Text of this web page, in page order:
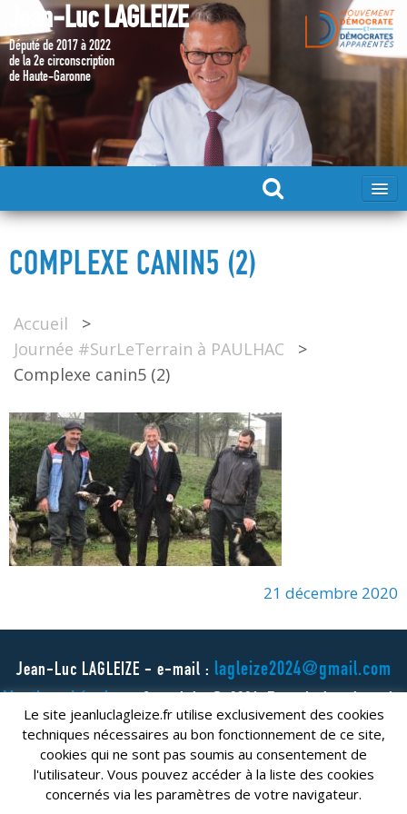
Jean-Luc LAGLEIZE
Député de 2017 à 2022
de la 2e circonscription
de Haute-Garonne
DÉPUTÉ 2017 – 2022
COMPLEXE CANIN5 (2)
Accueil
>
Journée #SurLeTerrain à PAULHAC
>
Complexe canin5 (2)
21 décembre 2020
Jean-Luc LAGLEIZE - e-mail : lagleize2024@gmail.com
Le site jeanluclagleize.fr utilise exclusivement des cookies
techniques nécessaires au bon fonctionnement de ce site,
cookies qui ne sont pas soumis au consentement de
l'utilisateur. Vous pouvez accéder à la liste des cookies
concernés via les paramètres de votre navigateur.